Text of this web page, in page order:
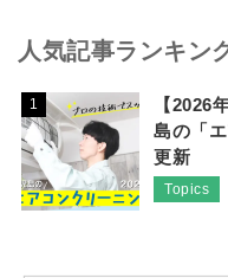
人気記事ランキン
1
【2026
島の「
更新
Topics